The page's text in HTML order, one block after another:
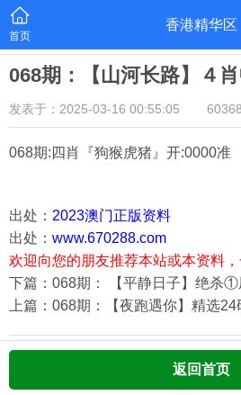
首页
香港精华区
068期：【山河长路】４
发表于：2025-03-16 00:55:05
068期:四肖『狗猴虎猪 』开:0000准
出处： 2023澳门正版资料
出处： www.670288.com
欢迎向您的朋友推荐本站或本资料，
下篇：068期： 【平静日子】绝杀①
上篇：068期：【夜跑遇你】精选24
返回首页